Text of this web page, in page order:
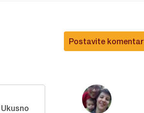
Postavite komentar
Ukusno